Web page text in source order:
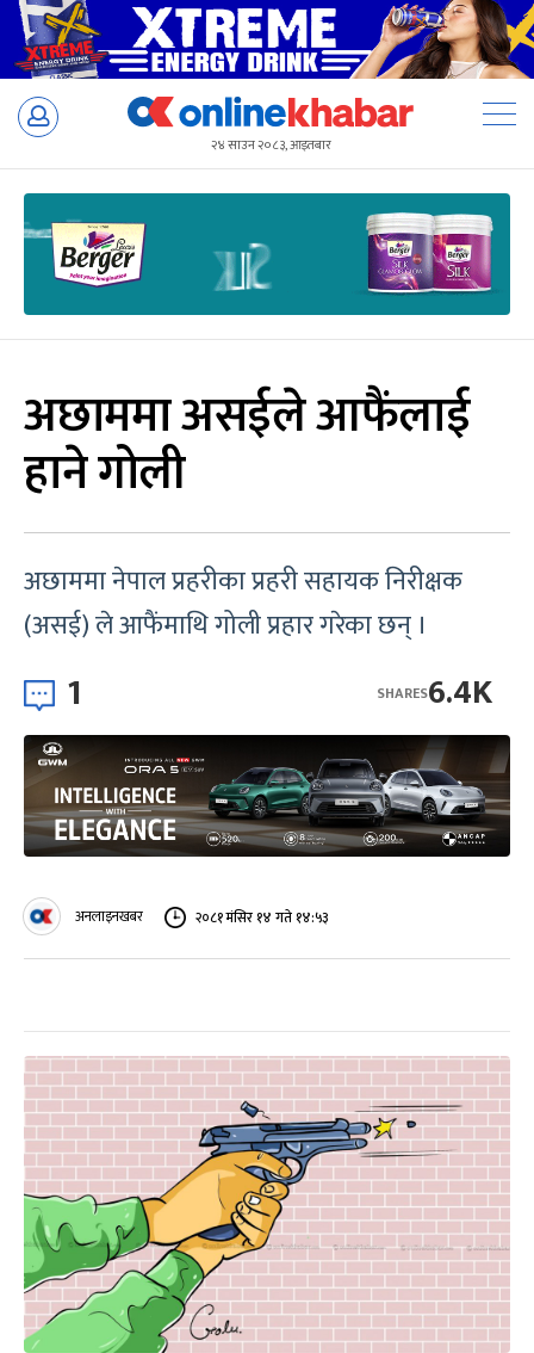
Skip
२४ साउन २०८३, आइतबार
अछाममा असईले आफैंलाई
हाने गोली
अछाममा नेपाल प्रहरीका प्रहरी सहायक निरीक्षक
(असई) ले आफैंमाथि गोली प्रहार गरेका छन् ।
1 6.4K
SHARES
अनलाइनखबर २०८१ मंसिर १४ गते १४:५३